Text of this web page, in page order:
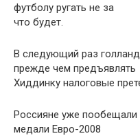
футболу ругать не за
что будет.
В следующий раз
прежде чем предъявлять
Хиддинку налоговые
Россияне уже пообещали
медали Евро-2008